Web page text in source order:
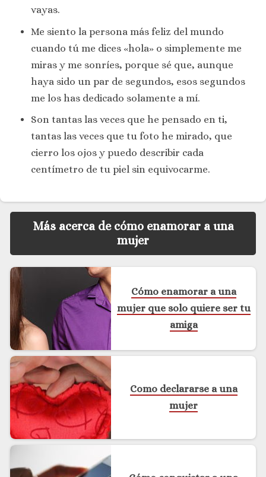
vayas.
Me siento la persona más feliz del mundo
cuando tú me dices «hola» o simplemente me
miras y me sonríes, porque sé que, aunque
haya sido un par de segundos, esos segundos
me los has dedicado solamente a mí.
Son tantas las veces que he pensado en ti,
tantas las veces que tu foto he mirado, que
cierro los ojos y puedo describir cada
centímetro de tu piel sin equivocarme.
Más acerca de cómo enamorar a una
mujer
Cómo enamorar a una
mujer que solo quiere ser tu
amiga
Como declararse a una
mujer